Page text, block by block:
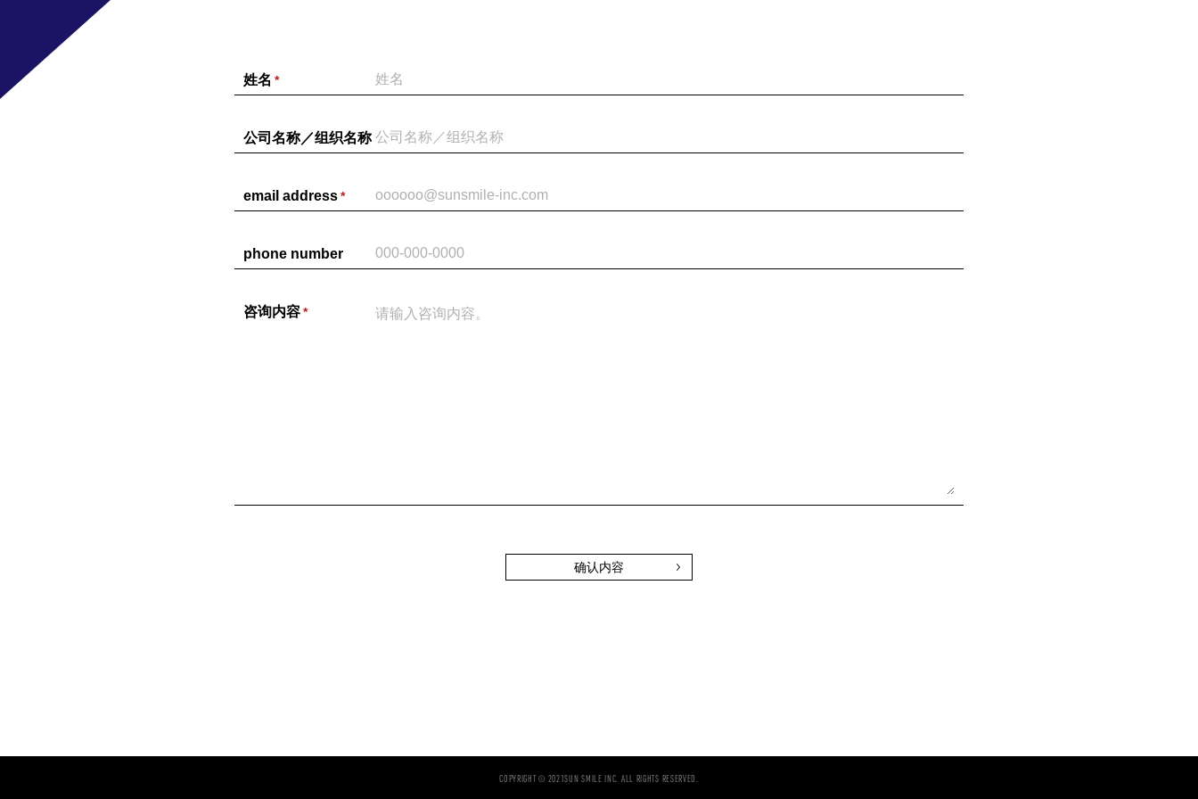
姓名 *
公司名称／组织名称
email address*
phone number
咨询内容*
COPYRIGHT © 2021SUN SMILE INC. ALL RIGHTS RESERVED.